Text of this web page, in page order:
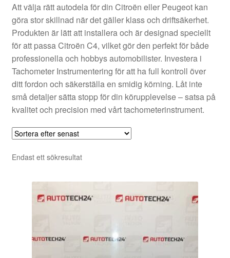
Reklamationsprocedur
Transport
Vagn
Världsomspännande frakt
Villkor
Att välja rätt autodela för din Citroën eller Peugeot kan
göra stor skillnad när det gäller klass och driftsäkerhet.
Produkten är lätt att installera och är designad speciellt
för att passa Citroën C4, vilket gör den perfekt för både
professionella och hobbys automobilister. Investera i
Tachometer Instrumentering för att ha full kontroll över
ditt fordon och säkerställa en smidig körning. Låt inte
små detaljer sätta stopp för din körupplevelse – satsa på
kvalitet och precision med vårt tachometerinstrument.
Endast ett sökresultat